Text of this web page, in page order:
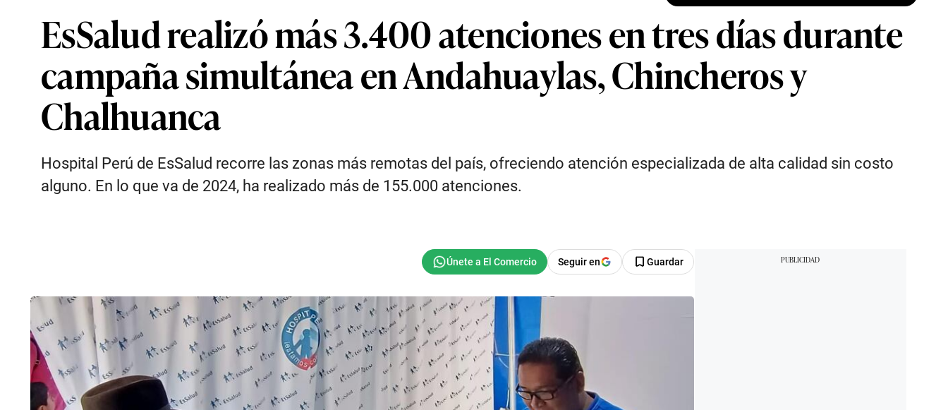
EsSalud realizó más 3.400 atenciones en tres días durante
campaña simultánea en Andahuaylas, Chincheros y
Chalhuanca
Hospital Perú de EsSalud recorre las zonas más remotas del país, ofreciendo atención especializada de alta calidad sin costo
alguno. En lo que va de 2024, ha realizado más de 155.000 atenciones.
Seguir en Guardar